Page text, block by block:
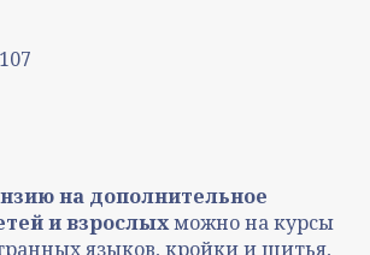
на дополнительное
и взрослыхможно на курсы
языков, кройки и шитья,